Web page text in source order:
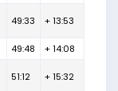
49:33 + 13:53
49:48 + 14:08
51:12 + 15:32